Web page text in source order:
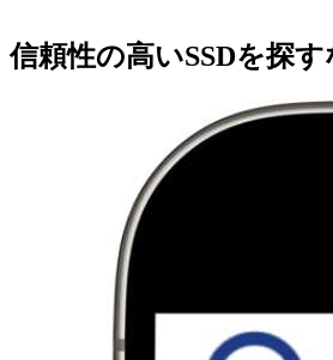
信頼性の高いSSDを探